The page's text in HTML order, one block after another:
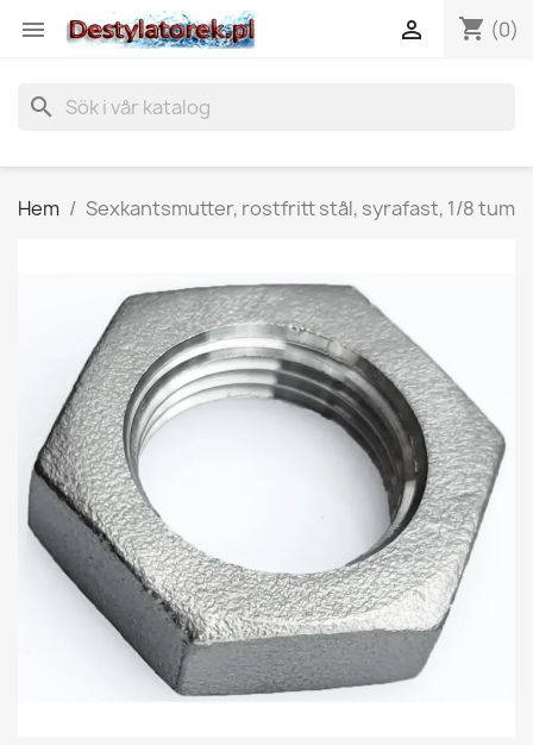
 shopping_cart (0)

search
Hem Sexkantsmutter, rostfritt stål, syrafast, 1/8 tum